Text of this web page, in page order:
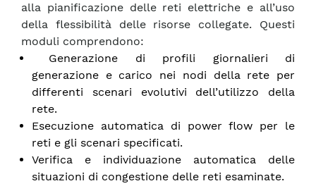
alla pianificazione delle reti elettriche e all’uso
della flessibilità delle risorse collegate. Questi
moduli comprendono:
Generazione di profili giornalieri di
generazione e carico nei nodi della rete per
differenti scenari evolutivi dell’utilizzo della
rete.
Esecuzione automatica di power flow per le
reti e gli scenari specificati.
Verifica e individuazione automatica delle
situazioni di congestione delle reti esaminate.